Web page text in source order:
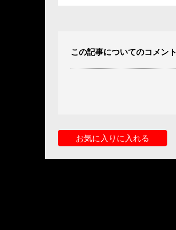
この記事についてのコメント
お気に入りに入れる